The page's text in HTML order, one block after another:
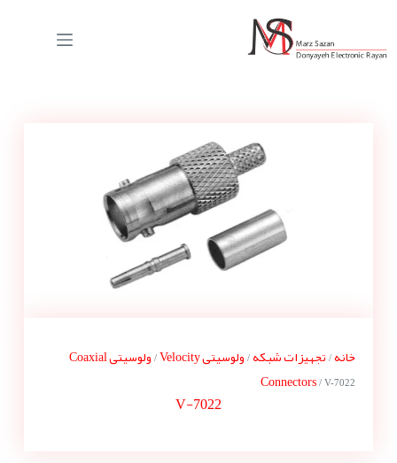
خانه/ تجهیزات شبکه/ ولوسیتی Velocity /
ولوسیتی Coaxial
Connectors / V-7022
V-7022